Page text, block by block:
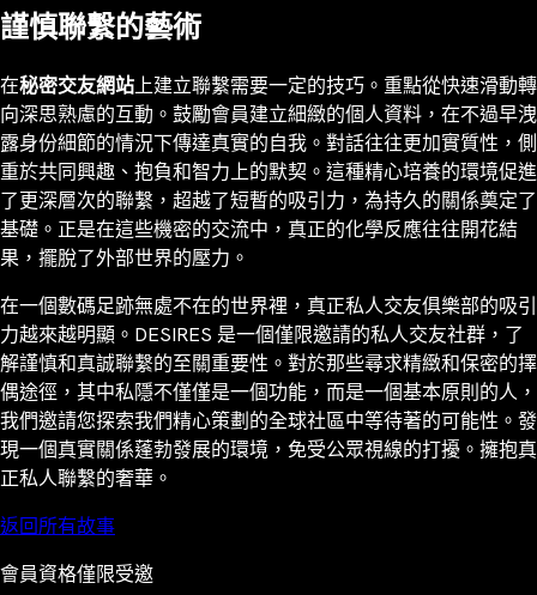
謹慎聯繫的藝術
在秘密交友網站上建立聯繫需要一定的技巧。重點從快速滑動轉
向深思熟慮的互動。鼓勵會員建立細緻的個人資料，在不過早洩
露身份細節的情況下傳達真實的自我。對話往往更加實質性，側
重於共同興趣、抱負和智力上的默契。這種精心培養的環境促進
了更深層次的聯繫，超越了短暫的吸引力，為持久的關係奠定了
基礎。正是在這些機密的交流中，真正的化學反應往往開花結
果，擺脫了外部世界的壓力。
在一個數碼足跡無處不在的世界裡，真正私人交友俱樂部的吸引
力越來越明顯。DESIRES 是一個僅限邀請的私人交友社群，了
解謹慎和真誠聯繫的至關重要性。對於那些尋求精緻和保密的擇
偶途徑，其中私隱不僅僅是一個功能，而是一個基本原則的人，
我們邀請您探索我們精心策劃的全球社區中等待著的可能性。發
現一個真實關係蓬勃發展的環境，免受公眾視線的打擾。擁抱真
正私人聯繫的奢華。
返回所有故事
會員資格僅限受邀